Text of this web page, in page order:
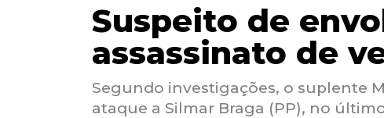
Suspeito de
assassinato de
Segundo investigações, o suplente
ataque a Silmar Braga (PP), no